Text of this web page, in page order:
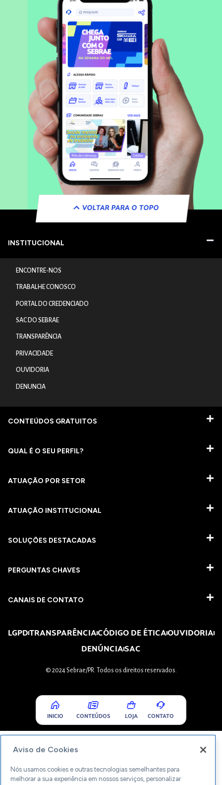
VOLTAR PARA O TOPO
INSTITUCIONAL
ENCONTRE-NOS
TRABALHE CONOSCO
PORTAL DO CREDENCIADO
SAC DO SEBRAE
TRANSPARÊNCIA
PRIVACIDADE
OUVIDORIA
DENUNCIA
CONTEÚDOS GRATUITOS
QUAL É O SEU PERFIL?
ATUAÇÃO POR SETOR
ATUAÇÃO INSTITUCIONAL
SOLUÇÕES DESTACADAS
PERGUNTAS CHAVES​
CANAIS DE CONTATO
LGPDTRANSPARÊNCIACÓDIGO DE ÉTICAOUVIDORIA
DENÚNCIASAC
© 2024 Sebrae/PR. Todos os direitos reservados.
INICIO CONTEÚDOS LOJA CONTATO
Aviso de Cookies
Nós usamos cookies e outras tecnologias semelhantes para
melhorar a sua experiência em nossos serviços, personalizar